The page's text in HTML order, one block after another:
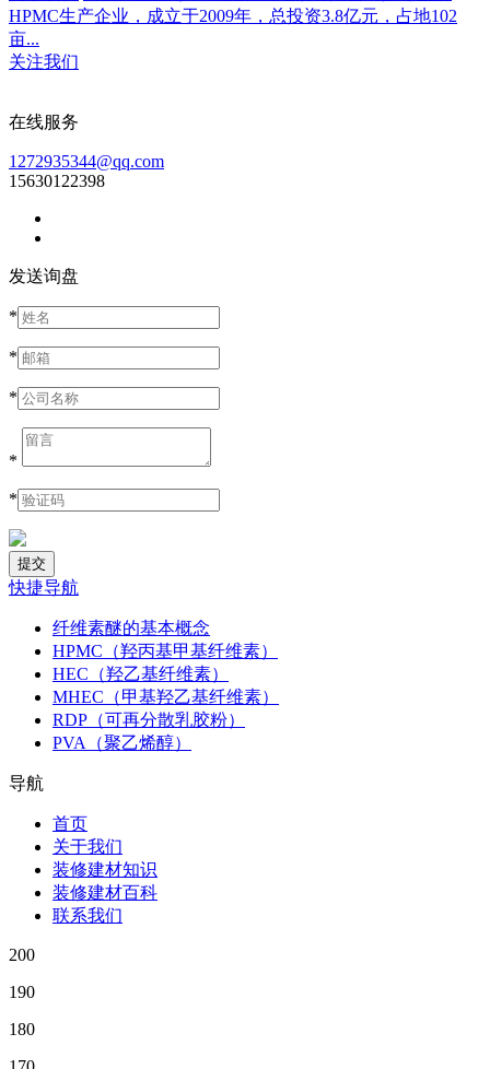
HPMC生产企业，成立于2009年，总投资3.8亿元，占地102
亩...
关注我们
在线服务
1272935344@qq.com
15630122398
发送询盘
*
*
*
*
*
快捷导航
纤维素醚的基本概念
HPMC（羟丙基甲基纤维素）
HEC（羟乙基纤维素）
MHEC（甲基羟乙基纤维素）
RDP（可再分散乳胶粉）
PVA（聚乙烯醇）
导航
首页
关于我们
装修建材知识
装修建材百科
联系我们
200
190
180